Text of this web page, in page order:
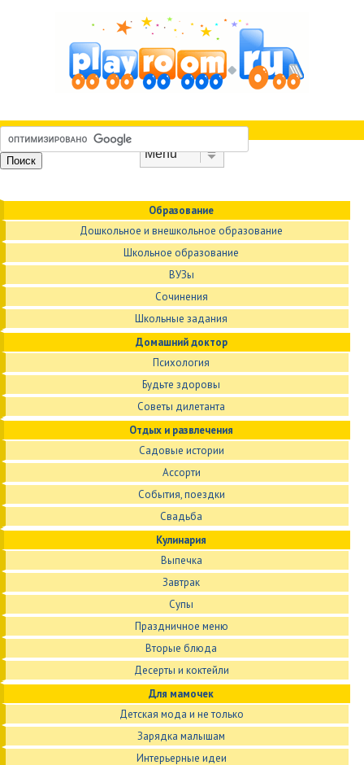
Образование
Дошкольное и внешкольное образование
Школьное образование
ВУЗы
Сочинения
Школьные задания
Домашний доктор
Психология
Будьте здоровы
Советы дилетанта
Отдых и развлечения
Садовые истории
Ассорти
События, поездки
Свадьба
Кулинария
Выпечка
Завтрак
Супы
Праздничное меню
Вторые блюда
Десерты и коктейли
Для мамочек
Детская мода и не только
Зарядка малышам
Интерьерные идеи